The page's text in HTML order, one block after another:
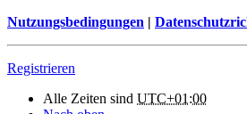
Nutzungsbedingungen |
Registrieren
Alle Zeiten sind UTC+01:00